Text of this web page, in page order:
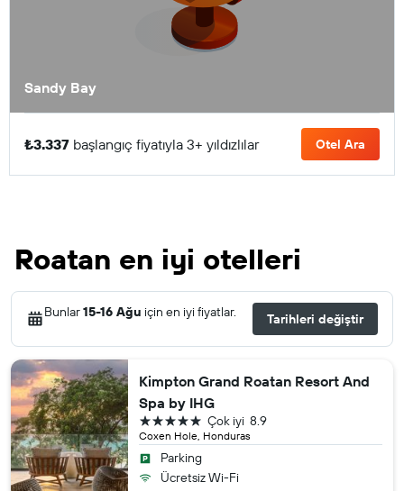
Sandy Bay
₺3.337 başlangıç fiyatıyla 3+ yıldızlılar Otel Ara
Roatan en iyi otelleri
Bunlar15-16 Ağu için en iyi fiyatlar. Tarihleri değiştir
Kimpton Grand Roatan Resort And
Spa by IHG
Coxen Hole, Honduras
8.9
Çok iyi
5 yıldız
Parking
Ücretsiz Wi-Fi